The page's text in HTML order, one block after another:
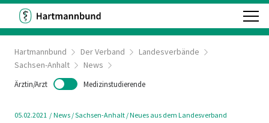
Hartmannbund Der Verband
Landesverbände
Sachsen-Anhalt
News
Ärztin/Arzt Medizinstudierende
05.02.2021 News / Sachsen-Anhalt / Neues aus dem Landesverband